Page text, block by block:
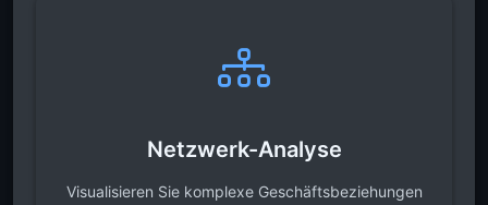
Netzwerk-Analyse
Visualisieren Sie komplexe Geschäftsbeziehungen